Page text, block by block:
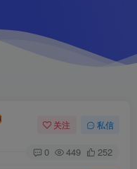
关注 私信
0 449 252